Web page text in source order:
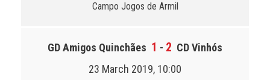
Campo Jogos de Armil
GD Amigos Quinchães 1 - 2 CD Vinhós
23 March 2019, 10:00